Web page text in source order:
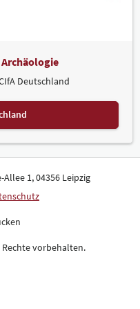
Deutschland
Allee 1, 04356 Leipzig
Rechte vorbehalten.